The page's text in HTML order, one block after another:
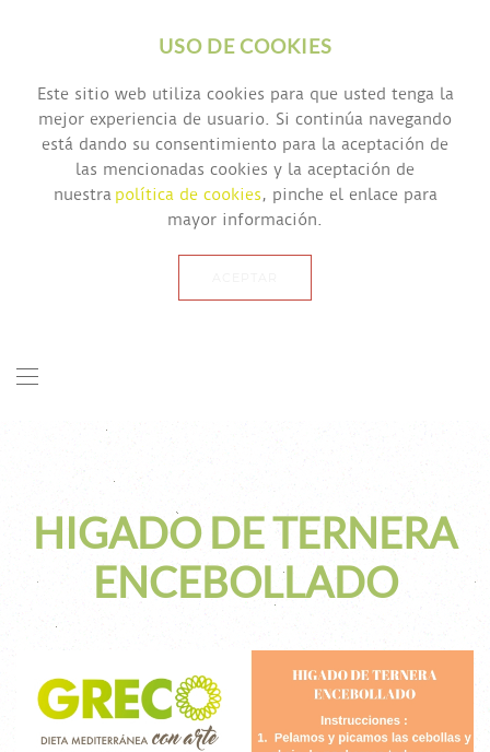
USO DE COOKIES
Este sitio web utiliza cookies para que usted tenga la
mejor experiencia de usuario. Si continúa navegando
está dando su consentimiento para la aceptación de
las mencionadas cookies y la aceptación de
nuestra política de cookies, pinche el enlace para
mayor información.
HIGADO DE TERNERA
ENCEBOLLADO